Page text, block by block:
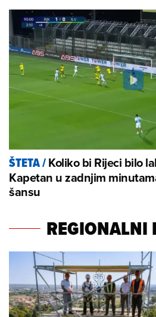
ŠTETA/Koliko bi Rijeci bilo
Kapetan u zadnjim
šansu
REGIONALNI